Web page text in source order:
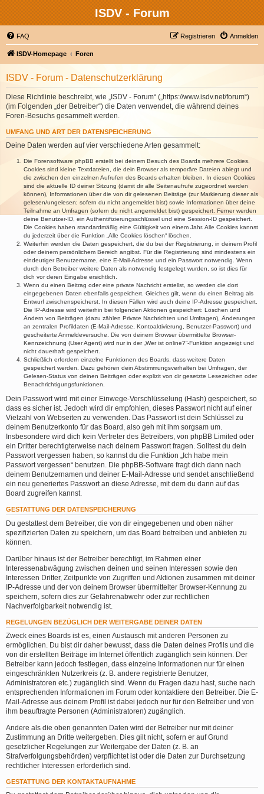
ISDV - Forum
FAQ Anmelden
Registrieren
ISDV-Homepage Foren
ISDV - Forum - Datenschutzerklärung
Diese Richtlinie beschreibt, wie „ISDV - Forum“ („https://www.isdv.net/forum“)
(im Folgenden „der Betreiber“) die Daten verwendet, die während deines
Foren-Besuchs gesammelt werden.
UMFANG UND ART DER DATENSPEICHERUNG
Deine Daten werden auf vier verschiedene Arten gesammelt:
Die Forensoftware phpBB erstellt bei deinem Besuch des Boards mehrere Cookies.
Cookies sind kleine Textdateien, die dein Browser als temporäre Dateien ablegt und
die zwischen den einzelnen Aufrufen des Boards erhalten bleiben. In diesen Cookies
sind die aktuelle ID deiner Sitzung (damit dir alle Seitenaufrufe zugeordnet werden
können), Informationen über die von dir gelesenen Beiträge (zur Markierung dieser als
gelesen/ungelesen; sofern du nicht angemeldet bist) sowie Informationen über deine
Teilnahme an Umfragen (sofern du nicht angemeldet bist) gespeichert. Ferner werden
deine Benutzer-ID, ein Authentifizierungsschlüssel und eine Session-ID gespeichert.
Die Cookies haben standardmäßig eine Gültigkeit von einem Jahr. Alle Cookies kannst
du jederzeit über die Funktion „Alle Cookies löschen“ löschen.
Weiterhin werden die Daten gespeichert, die du bei der Registrierung, in deinem Profil
oder deinem persönlichem Bereich angibst. Für die Registrierung sind mindestens ein
eindeutiger Benutzername, eine E-Mail-Adresse und ein Passwort notwendig. Wenn
durch den Betreiber weitere Daten als notwendig festgelegt wurden, so ist dies für
dich vor deren Eingabe ersichtlich.
Wenn du einen Beitrag oder eine private Nachricht erstellst, so werden die dort
eingegebenen Daten ebenfalls gespeichert. Gleiches gilt, wenn du einen Beitrag als
Entwurf zwischenspeicherst. In diesen Fällen wird auch deine IP-Adresse gespeichert.
Die IP-Adresse wird weiterhin bei folgenden Aktionen gespeichert: Löschen und
Ändern von Beiträgen (dazu zählen Private Nachrichten und Umfragen), Änderungen
an zentralen Profildaten (E-Mail-Adresse, Kontoaktivierung, Benutzer-Passwort) und
gescheiterte Anmeldeversuche. Die von deinem Browser übermittelte Browser-
Kennzeichnung (User Agent) wird nur in der „Wer ist online?“-Funktion angezeigt und
nicht dauerhaft gespeichert.
Schließlich erfordern einzelne Funktionen des Boards, dass weitere Daten
gespeichert werden. Dazu gehören dein Abstimmungsverhalten bei Umfragen, der
Gelesen-Status von deinen Beiträgen oder explizit von dir gesetzte Lesezeichen oder
Benachrichtigungsfunktionen.
Dein Passwort wird mit einer Einwege-Verschlüsselung (Hash) gespeichert, so
dass es sicher ist. Jedoch wird dir empfohlen, dieses Passwort nicht auf einer
Vielzahl von Webseiten zu verwenden. Das Passwort ist dein Schlüssel zu
deinem Benutzerkonto für das Board, also geh mit ihm sorgsam um.
Insbesondere wird dich kein Vertreter des Betreibers, von phpBB Limited oder
ein Dritter berechtigterweise nach deinem Passwort fragen. Solltest du dein
Passwort vergessen haben, so kannst du die Funktion „Ich habe mein
Passwort vergessen“ benutzen. Die phpBB-Software fragt dich dann nach
deinem Benutzernamen und deiner E-Mail-Adresse und sendet anschließend
ein neu generiertes Passwort an diese Adresse, mit dem du dann auf das
Board zugreifen kannst.
GESTATTUNG DER DATENSPEICHERUNG
Du gestattest dem Betreiber, die von dir eingegebenen und oben näher
spezifizierten Daten zu speichern, um das Board betreiben und anbieten zu
können.
Darüber hinaus ist der Betreiber berechtigt, im Rahmen einer
Interessenabwägung zwischen deinen und seinen Interessen sowie den
Interessen Dritter, Zeitpunkte von Zugriffen und Aktionen zusammen mit deiner
IP-Adresse und der von deinem Browser übermittelter Browser-Kennung zu
speichern, sofern dies zur Gefahrenabwehr oder zur rechtlichen
Nachverfolgbarkeit notwendig ist.
REGELUNGEN BEZÜGLICH DER WEITERGABE DEINER DATEN
Zweck eines Boards ist es, einen Austausch mit anderen Personen zu
ermöglichen. Du bist dir daher bewusst, dass die Daten deines Profils und die
von dir erstellten Beiträge im Internet öffentlich zugänglich sein können. Der
Betreiber kann jedoch festlegen, dass einzelne Informationen nur für einen
eingeschränkten Nutzerkreis (z. B. andere registrierte Benutzer,
Administratoren etc.) zugänglich sind. Wenn du Fragen dazu hast, suche nach
entsprechenden Informationen im Forum oder kontaktiere den Betreiber. Die E-
Mail-Adresse aus deinem Profil ist dabei jedoch nur für den Betreiber und von
ihm beauftragte Personen (Administratoren) zugänglich.
Andere als die oben genannten Daten wird der Betreiber nur mit deiner
Zustimmung an Dritte weitergeben. Dies gilt nicht, sofern er auf Grund
gesetzlicher Regelungen zur Weitergabe der Daten (z. B. an
Strafverfolgungsbehörden) verpflichtet ist oder die Daten zur Durchsetzung
rechtlicher Interessen erforderlich sind.
GESTATTUNG DER KONTAKTAUFNAHME